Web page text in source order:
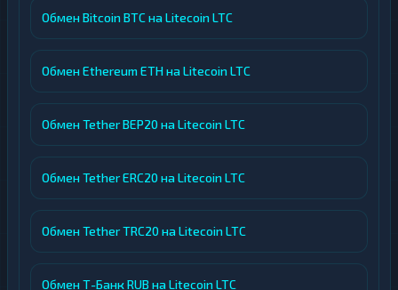
Обмен Bitcoin BTC на Litecoin LTC
Обмен Ethereum ETH на Litecoin LTC
Обмен Tether BEP20 на Litecoin LTC
Обмен Tether ERC20 на Litecoin LTC
Обмен Tether TRC20 на Litecoin LTC
Обмен Т-Банк RUB на Litecoin LTC